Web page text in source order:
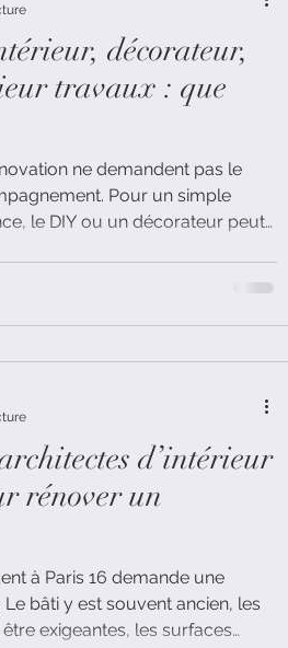
décorateur,
travaux : que
ne demandent pas le
Pour un simple
le DIY ou un décorateur peut
structuré.
d’intérieur
rénover un
à Paris 16 demande une
bâti y est souvent ancien, les
exigeantes, les surfaces